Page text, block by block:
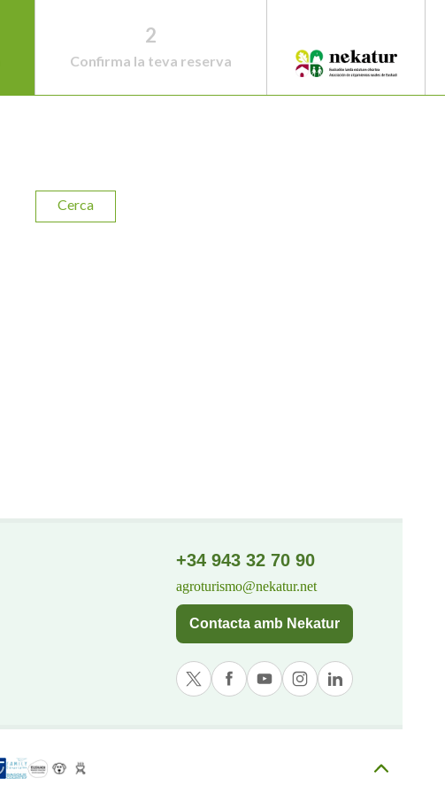
2
Confirma la teva reserva
Cerca
+34 943 32 70 90
agroturismo@nekatur.net
Contacta amb Nekatur